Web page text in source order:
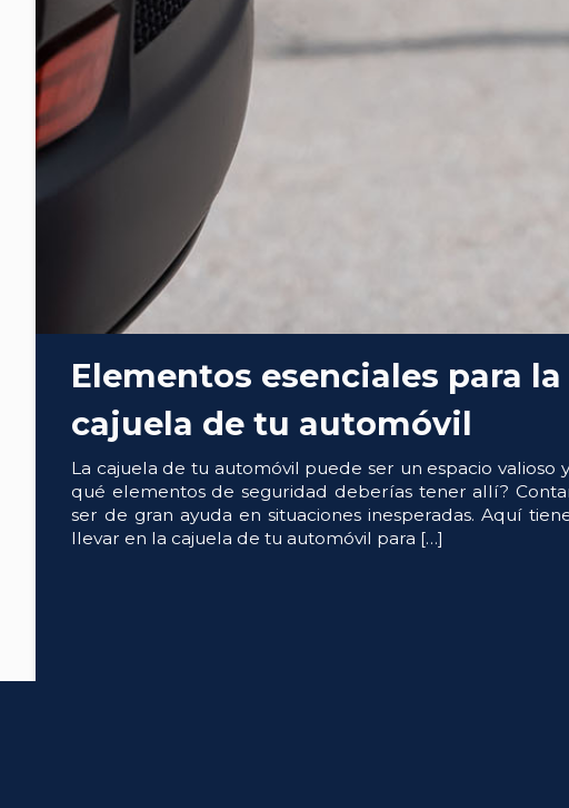
Elementos esenciales para
cajuela de tu automóvil
La cajuela de tu automóvil puede ser un espacio valioso
qué elementos de seguridad deberías tener allí?
ser de gran ayuda en situaciones inesperadas. Aquí
llevar en la cajuela de tu automóvil para […]